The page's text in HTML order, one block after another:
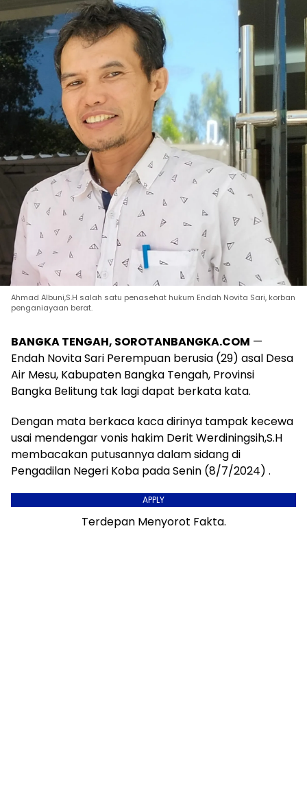
Ahmad Albuni,S.H salah satu penasehat hukum Endah Novita Sari, korban
penganiayaan berat.
BANGKA TENGAH, SOROTANBANGKA.COM —
Endah Novita Sari Perempuan berusia (29) asal Desa
Air Mesu, Kabupaten Bangka Tengah, Provinsi
Bangka Belitung tak lagi dapat berkata kata.
Dengan mata berkaca kaca dirinya tampak kecewa
usai mendengar vonis hakim Derit Werdiningsih,S.H
membacakan putusannya dalam sidang di
Pengadilan Negeri Koba pada Senin (8/7/2024) .
APPLY
Terdepan Menyorot Fakta.